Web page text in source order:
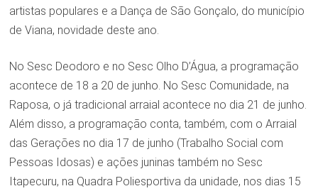
artistas populares e a Dança de São Gonçalo, do município
de Viana, novidade deste ano.
No Sesc Deodoro e no Sesc Olho D’Água, a programação
acontece de 18 a 20 de junho. No Sesc Comunidade, na
Raposa, o já tradicional arraial acontece no dia 21 de junho.
Além disso, a programação conta, também, com o Arraial
das Gerações no dia 17 de junho (Trabalho Social com
Pessoas Idosas) e ações juninas também no Sesc
Itapecuru, na Quadra Poliesportiva da unidade, nos dias 15